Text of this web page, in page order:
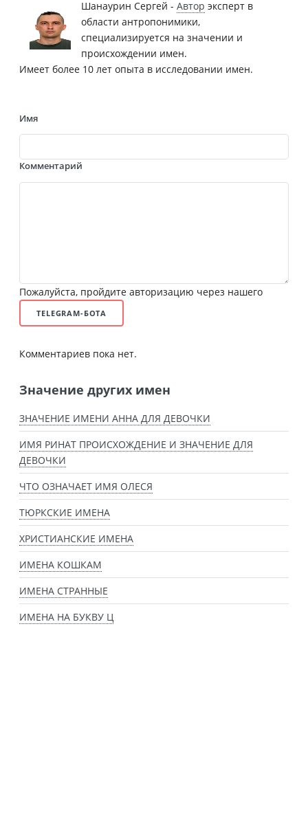
Шанаурин Сергей - Автор эксперт в
области антропонимики,
специализируется на значении и
происхождении имен.
Имеет более 10 лет опыта в исследовании имен.
Имя
Комментарий
Пожалуйста, пройдите авторизацию через нашего
TELEGRAM-БОТА
Комментариев пока нет.
Значение других имен
ЗНАЧЕНИЕ ИМЕНИ АННА ДЛЯ ДЕВОЧКИ
ИМЯ РИНАТ ПРОИСХОЖДЕНИЕ И ЗНАЧЕНИЕ ДЛЯ
ДЕВОЧКИ
ЧТО ОЗНАЧАЕТ ИМЯ ОЛЕСЯ
ТЮРКСКИЕ ИМЕНА
ХРИСТИАНСКИЕ ИМЕНА
ИМЕНА КОШКАМ
ИМЕНА СТРАННЫЕ
ИМЕНА НА БУКВУ Ц